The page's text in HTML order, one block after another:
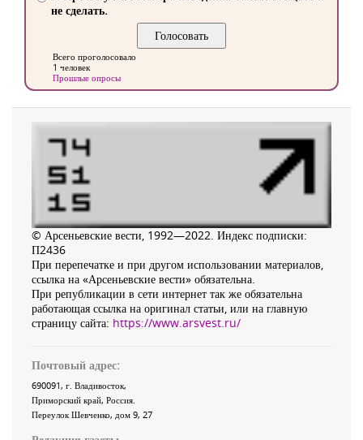
не сделать.
Всего проголосовало
1 человек
Прошлые опросы
© Арсеньевские вести, 1992—2022. Индекс подписки:
П2436
При перепечатке и при другом использовании материалов,
ссылка на «Арсеньевские вести» обязательна.
При републикации в сети интернет так же обязательна
работающая ссылка на оригинал статьи, или на главную
страницу сайта: https://www.arsvest.ru/
Почтовый адрес:
690091, г. Владивосток,
Приморский край, Россия
Переулок Шевченко, дом 9, 27